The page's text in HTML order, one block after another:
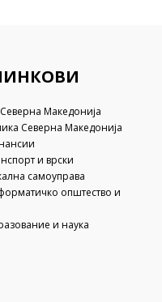
Македонија
Северна Македонија
и врски
самоуправа
општество и
и наука